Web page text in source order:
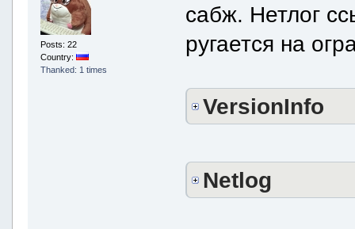
Posts: 22
Country:
Thanked: 1 times
сабж. Нетлог
ругается на
VersionInfo
Netlog